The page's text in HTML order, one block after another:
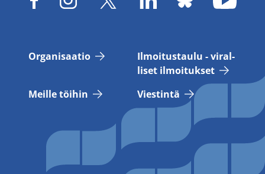
Or­ga­ni­saa­tio
Il­moi­tus­tau­lu - vi­ral­
li­set il­moi­tuk­set
Meil­le töi­hin
Vies­tin­tä